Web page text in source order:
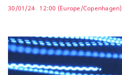
30/01/24 12:00 (Europe/Copenhagen)